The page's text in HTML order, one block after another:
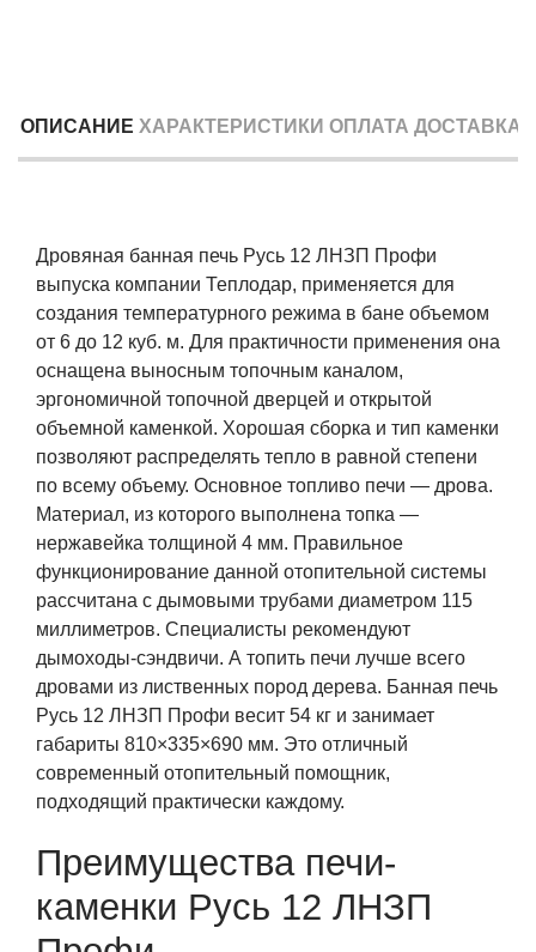
ОПИСАНИЕ ХАРАКТЕРИСТИКИ ОПЛАТА ДОСТАВКА
Дровяная банная печь Русь 12 ЛНЗП Профи
выпуска компании Теплодар, применяется для
создания температурного режима в бане объемом
от 6 до 12 куб. м. Для практичности применения она
оснащена выносным топочным каналом,
эргономичной топочной дверцей и открытой
объемной каменкой. Хорошая сборка и тип каменки
позволяют распределять тепло в равной степени
по всему объему. Основное топливо печи — дрова.
Материал, из которого выполнена топка —
нержавейка толщиной 4 мм. Правильное
функционирование данной отопительной системы
рассчитана с дымовыми трубами диаметром 115
миллиметров. Специалисты рекомендуют
дымоходы-сэндвичи. А топить печи лучше всего
дровами из лиственных пород дерева. Банная печь
Русь 12 ЛНЗП Профи весит 54 кг и занимает
габариты 810×335×690 мм. Это отличный
современный отопительный помощник,
подходящий практически каждому.
Преимущества печи-
каменки Русь 12 ЛНЗП